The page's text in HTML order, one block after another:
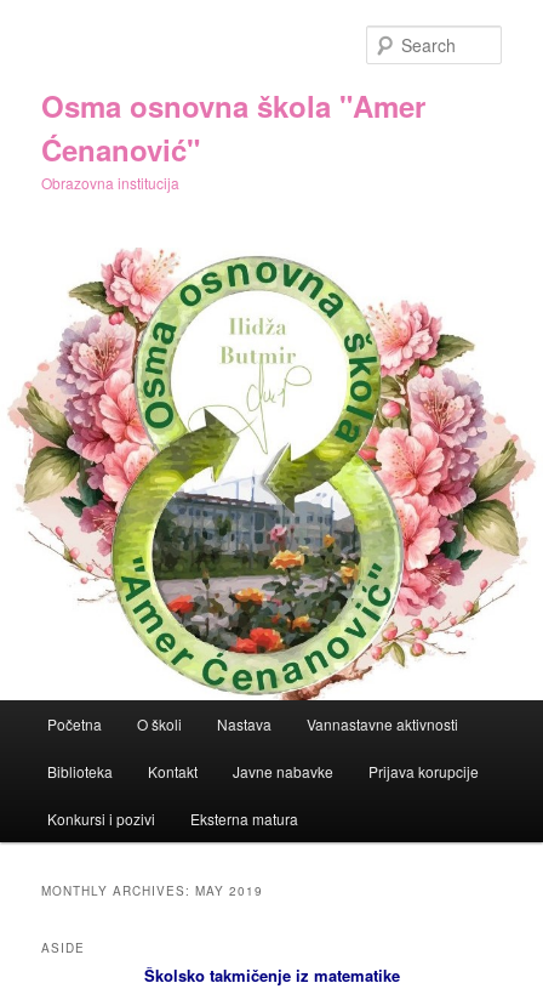
Osma osnovna škola "Amer
Ćenanović"
Obrazovna institucija
Početna O školi Nastava Vannastavne aktivnosti
Biblioteka Kontakt Javne nabavke Prijava korupcije
Konkursi i pozivi Eksterna matura
MONTHLY ARCHIVES:MAY 2019
ASIDE
Školsko takmičenje iz matematike